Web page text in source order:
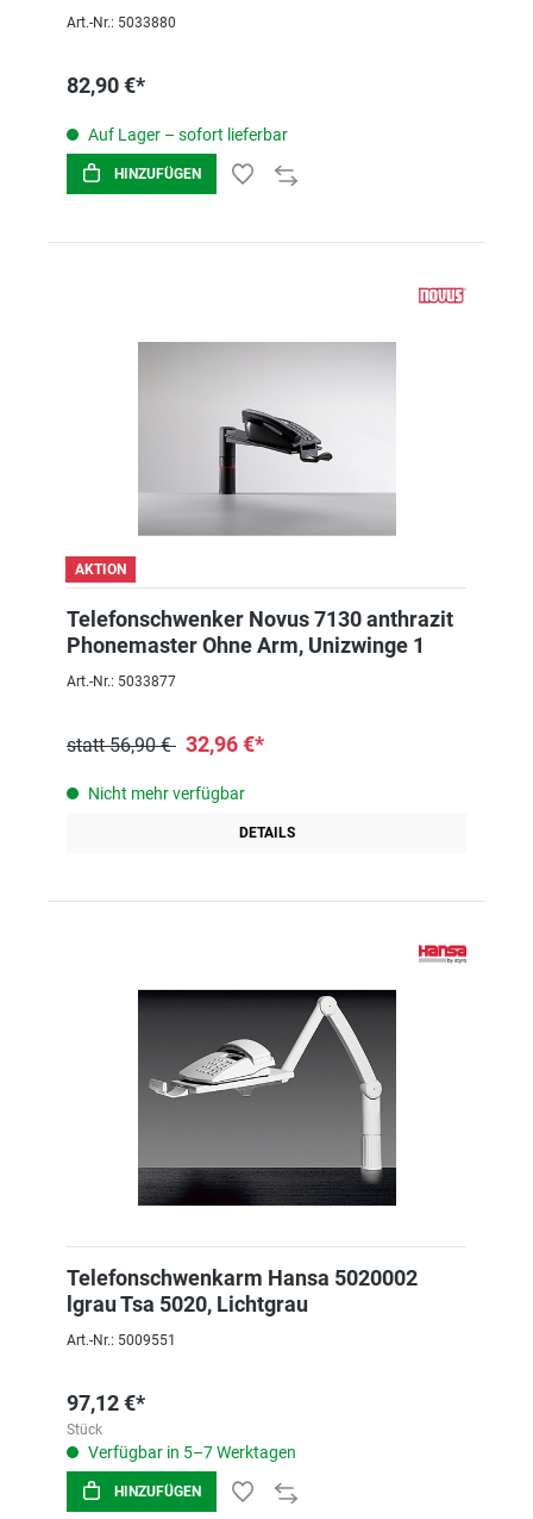
Art.-Nr.: 5033880
82,90 €*
Auf Lager – sofort lieferbar
HINZUFÜGEN
AKTION
Telefonschwenker Novus 7130 anthrazit
Phonemaster Ohne Arm, Unizwinge 1
Art.-Nr.: 5033877
statt 56,90 € 32,96 €*
Nicht mehr verfügbar
DETAILS
Telefonschwenkarm Hansa 5020002
lgrau Tsa 5020, Lichtgrau
Art.-Nr.: 5009551
97,12 €*
Stück
Verfügbar in 5–7 Werktagen
HINZUFÜGEN